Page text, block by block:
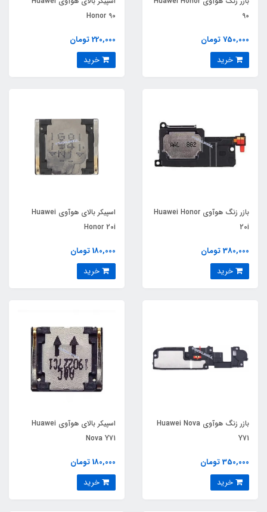
90
750,000 تومان
Honor 90
220,000 تومان
بازر زنگ هوآوی Huawei Honor
20i
380,000 تومان
اسپیکر بالای هوآوی Huawei
Honor 20i
180,000 تومان
بازر زنگ هوآوی Huawei Nova
Y71
350,000 تومان
اسپیکر بالای هوآوی Huawei
Nova Y71
180,000 تومان